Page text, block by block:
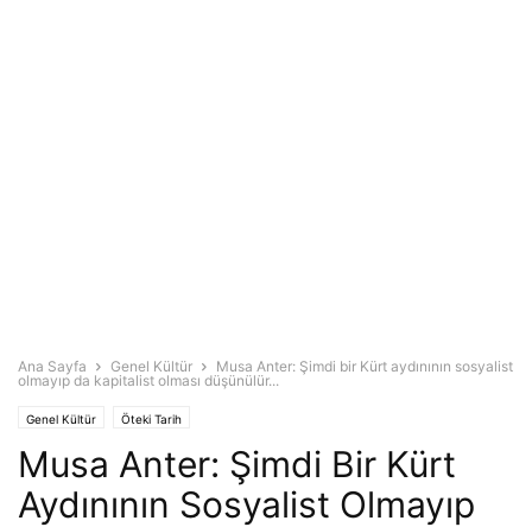
Ana Sayfa Genel Kültür
Musa Anter: Şimdi bir Kürt aydınının sosyalist
olmayıp da kapitalist olma­sı düşünülür...
Genel Kültür Öteki Tarih
Musa Anter: Şimdi Bir Kürt
Aydınının Sosyalist Olmayıp